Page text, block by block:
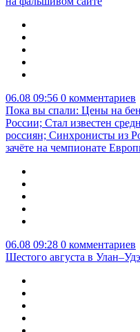
06.08 09:56 0 комментариев
Пока вы спали: Цены на
России; Стал известен
россиян; Синхронисты из
зачёте на чемпионате
06.08 09:28 0 комментариев
Шестого августа в